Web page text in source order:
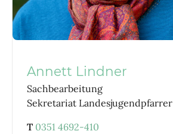
Annett Lindner
Sachbearbeitung
Sekretariat Landesjugendpfarrer
T 0351 4692-410